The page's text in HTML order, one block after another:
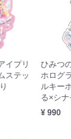
ひみつのアイプリ
ホログラムアクリ
ルキーホルダー え
る×シナモロール